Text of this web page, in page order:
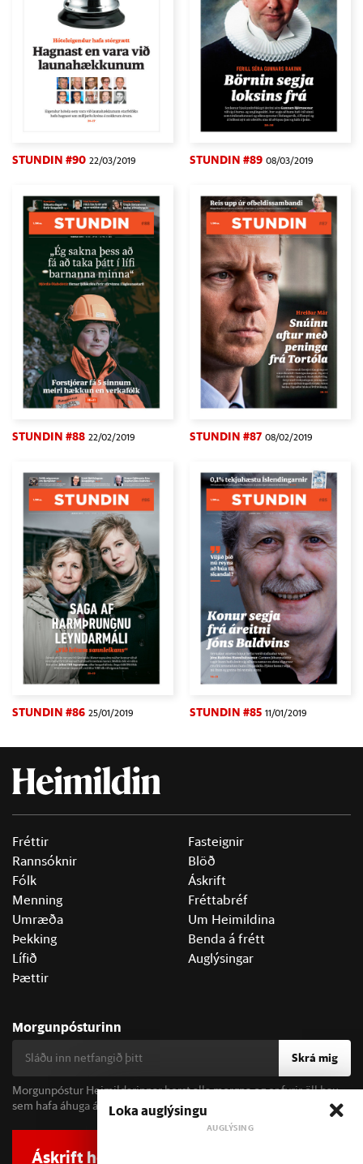
STUNDIN #90 22/03/2019 STUNDIN #89 08/03/2019
STUNDIN #88 22/02/2019 STUNDIN #87 08/02/2019
STUNDIN #86 25/01/2019 STUNDIN #85 11/01/2019
Fréttir
Rannsóknir
Fólk
Menning
Umræða
Þekking
Lífið
Þættir
Fasteignir
Blöð
Áskrift
Fréttabréf
Um Heimildina
Benda á frétt
Auglýsingar
Morgunpósturinn
Skrá mig
Morgunpóstur Heimildarinnar berst alla morgna og er fyrir öll þau
sem hafa áhuga á fréttum og þjóðfélagsumræðu.
Áskrift hefur áhrif
Loka auglýsingu